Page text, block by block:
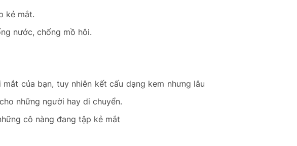
kẻ mắt.
nước, chống mồ hôi.
của bạn, tuy nhiên kết cấu dạng kem nhưng lâu
những người hay di chuyển.
cô nàng đang tập kẻ mắt